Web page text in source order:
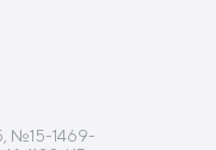
№15-1469-